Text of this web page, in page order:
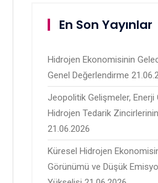
En Son Yayınlar
Hidrojen Ekonomisinin
Genel Değerlendirme
Jeopolitik Gelişmeler, Enerji
Hidrojen Tedarik
21.06.2026
Küresel Hidrojen
Görünümü ve Düşük